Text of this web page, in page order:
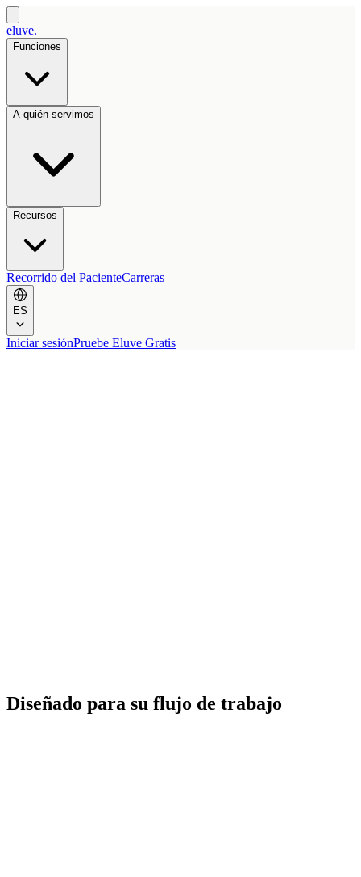
eluve.
Funciones
A quién servimos
Recursos
Recorrido del PacienteCarreras
ES
Iniciar sesiónPruebe Eluve Gratis
Diseñado para su flujo de trabajo